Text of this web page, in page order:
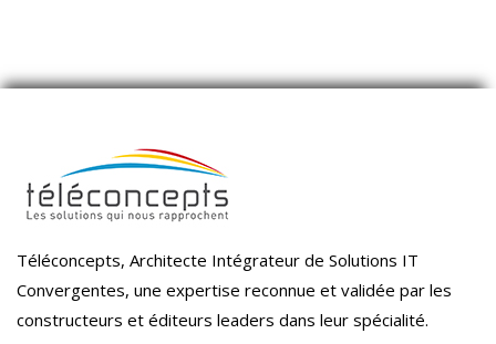
Téléconcepts, Architecte Intégrateur de Solutions IT
Convergentes, une expertise reconnue et validée par les
constructeurs et éditeurs leaders dans leur spécialité.